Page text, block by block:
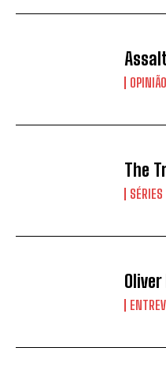
OPINIÃO
The
SÉRIES
Oliver